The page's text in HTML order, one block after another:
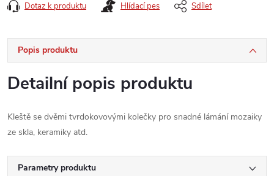
Dotaz k produktu Hlídací pes Sdílet
Popis produktu
Detailní popis produktu
Kleště se dvěmi tvrdokovovými kolečky pro snadné lámání mozaiky
ze skla, keramiky atd.
Parametry produktu